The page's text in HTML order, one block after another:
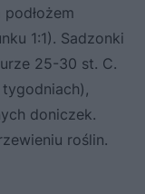
1:1). Sadzonki
25-30 st. C.
doniczek.
roślin.